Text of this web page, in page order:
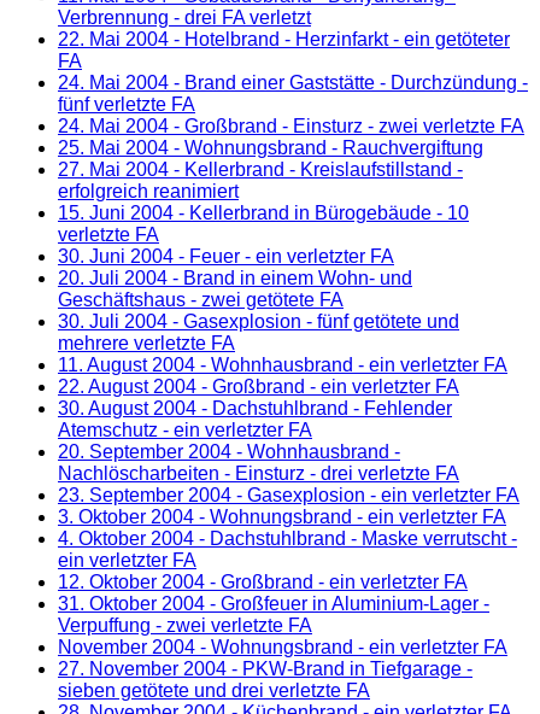
Verbrennung - drei FA verletzt
22. Mai 2004 - Hotelbrand - Herzinfarkt - ein getöteter
FA
24. Mai 2004 - Brand einer Gaststätte - Durchzündung -
fünf verletzte FA
24. Mai 2004 - Großbrand - Einsturz - zwei verletzte FA
25. Mai 2004 - Wohnungsbrand - Rauchvergiftung
27. Mai 2004 - Kellerbrand - Kreislaufstillstand -
erfolgreich reanimiert
15. Juni 2004 - Kellerbrand in Bürogebäude - 10
verletzte FA
30. Juni 2004 - Feuer - ein verletzter FA
20. Juli 2004 - Brand in einem Wohn- und
Geschäftshaus - zwei getötete FA
30. Juli 2004 - Gasexplosion - fünf getötete und
mehrere verletzte FA
11. August 2004 - Wohnhausbrand - ein verletzter FA
22. August 2004 - Großbrand - ein verletzter FA
30. August 2004 - Dachstuhlbrand - Fehlender
Atemschutz - ein verletzter FA
20. September 2004 - Wohnhausbrand -
Nachlöscharbeiten - Einsturz - drei verletzte FA
23. September 2004 - Gasexplosion - ein verletzter FA
3. Oktober 2004 - Wohnungsbrand - ein verletzter FA
4. Oktober 2004 - Dachstuhlbrand - Maske verrutscht -
ein verletzter FA
12. Oktober 2004 - Großbrand - ein verletzter FA
31. Oktober 2004 - Großfeuer in Aluminium-Lager -
Verpuffung - zwei verletzte FA
November 2004 - Wohnungsbrand - ein verletzter FA
27. November 2004 - PKW-Brand in Tiefgarage -
sieben getötete und drei verletzte FA